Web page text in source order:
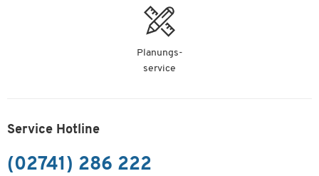
Planungs-
service
Service Hotline
(02741) 286 222